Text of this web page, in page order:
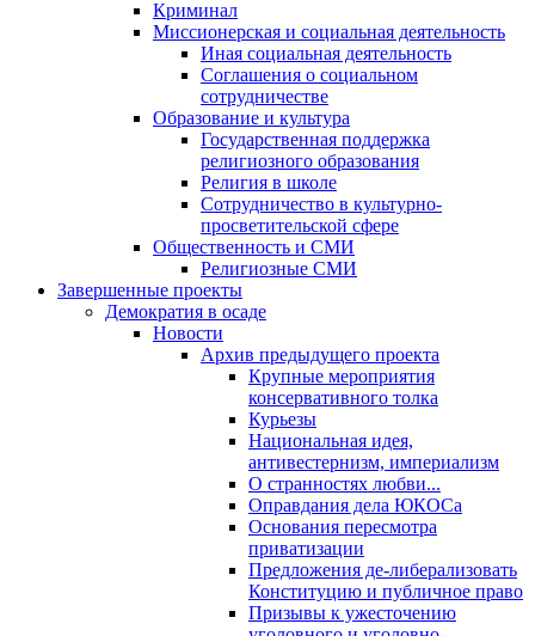
Криминал
Миссионерская и социальная деятельность
Иная социальная деятельность
Соглашения о социальном
сотрудничестве
Образование и культура
Государственная поддержка
религиозного образования
Религия в школе
Сотрудничество в культурно-
просветительской сфере
Общественность и СМИ
Религиозные СМИ
Завершенные проекты
Демократия в осаде
Новости
Архив предыдущего проекта
Крупные мероприятия
консервативного толка
Курьезы
Национальная идея,
антивестернизм, империализм
О странностях любви...
Оправдания дела ЮКОСа
Основания пересмотра
приватизации
Предложения де-либерализовать
Конституцию и публичное право
Призывы к ужесточению